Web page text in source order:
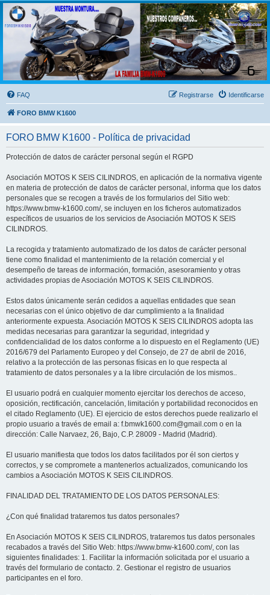
FORO BMW K1600
FORO de MOTOS BMW
FAQ Identificarse
Registrarse
FORO BMW K1600
FORO BMW K1600 - Política de privacidad
Protección de datos de carácter personal según el RGPD
Asociación MOTOS K SEIS CILINDROS, en aplicación de la normativa vigente
en materia de protección de datos de carácter personal, informa que los datos
personales que se recogen a través de los formularios del Sitio web:
https://www.bmw-k1600.com/, se incluyen en los ficheros automatizados
específicos de usuarios de los servicios de Asociación MOTOS K SEIS
CILINDROS.
La recogida y tratamiento automatizado de los datos de carácter personal
tiene como finalidad el mantenimiento de la relación comercial y el
desempeño de tareas de información, formación, asesoramiento y otras
actividades propias de Asociación MOTOS K SEIS CILINDROS.
Estos datos únicamente serán cedidos a aquellas entidades que sean
necesarias con el único objetivo de dar cumplimiento a la finalidad
anteriormente expuesta. Asociación MOTOS K SEIS CILINDROS adopta las
medidas necesarias para garantizar la seguridad, integridad y
confidencialidad de los datos conforme a lo dispuesto en el Reglamento (UE)
2016/679 del Parlamento Europeo y del Consejo, de 27 de abril de 2016,
relativo a la protección de las personas físicas en lo que respecta al
tratamiento de datos personales y a la libre circulación de los mismos..
El usuario podrá en cualquier momento ejercitar los derechos de acceso,
oposición, rectificación, cancelación, limitación y portabilidad reconocidos en
el citado Reglamento (UE). El ejercicio de estos derechos puede realizarlo el
propio usuario a través de email a: f.bmwk1600.com@gmail.com o en la
dirección: Calle Narvaez, 26, Bajo, C.P. 28009 - Madrid (Madrid).
El usuario manifiesta que todos los datos facilitados por él son ciertos y
correctos, y se compromete a mantenerlos actualizados, comunicando los
cambios a Asociación MOTOS K SEIS CILINDROS.
FINALIDAD DEL TRATAMIENTO DE LOS DATOS PERSONALES:
¿Con qué finalidad trataremos tus datos personales?
En Asociación MOTOS K SEIS CILINDROS, trataremos tus datos personales
recabados a través del Sitio Web: https://www.bmw-k1600.com/, con las
siguientes finalidades: 1. Facilitar la información solicitada por el usuario a
través del formulario de contacto. 2. Gestionar el registro de usuarios
participantes en el foro.